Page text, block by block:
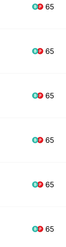
65
65
65
65
65
65